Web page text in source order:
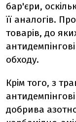
бар'єри,
її аналогів.
товарів, до
обходу.
Крім того, з
добрива